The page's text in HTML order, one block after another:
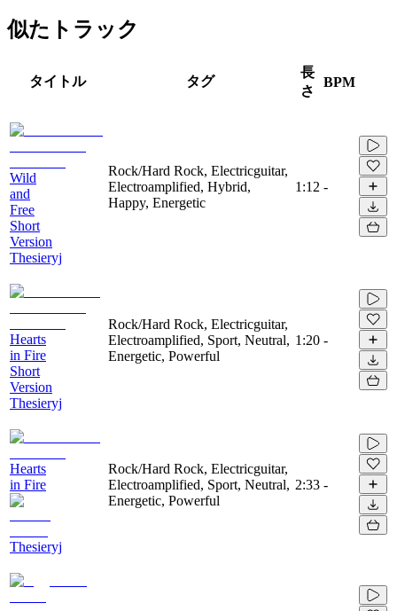
似たトラック
タイトル タグ
長
さ
BPM
Wild
and
Free
Short
Version
Thesieryj
Rock/Hard Rock, Electricguitar,
Electroamplified, Hybrid,
Happy, Energetic
1:12 -
Hearts
in Fire
Short
Version
Thesieryj
Rock/Hard Rock, Electricguitar,
Electroamplified, Sport, Neutral,
Energetic, Powerful
1:20 -
Hearts
in Fire
Thesieryj
Rock/Hard Rock, Electricguitar,
Electroamplified, Sport, Neutral,
Energetic, Powerful
2:33 -